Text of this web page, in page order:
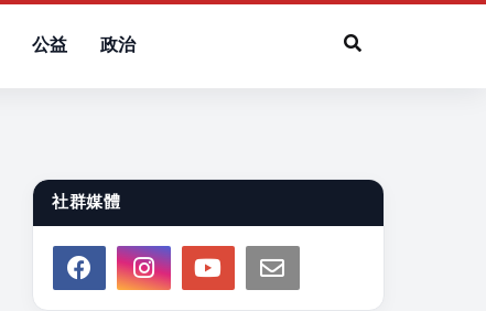
公益 政治
社群媒體